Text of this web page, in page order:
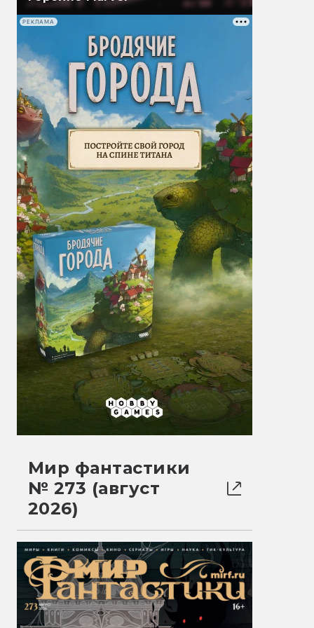
РЕКЛАМА
Мир фантастики
№ 273 (август
2026)